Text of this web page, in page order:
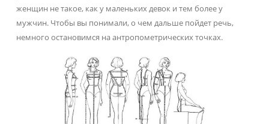
женщин не такое, как у маленьких девок и тем более у
мужчин. Чтобы вы понимали, о чем дальше пойдет речь,
немного остановимся на антропометрических точках.